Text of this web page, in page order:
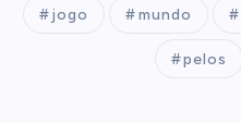
jogo mundo
pelos